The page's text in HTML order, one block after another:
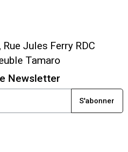
Jules Ferry RDC
Tamaro
Newsletter
S'abonner